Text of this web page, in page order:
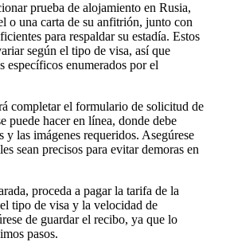
prueba de alojamiento en Rusia,
o una carta de su anfitrión, junto con
para respaldar su estadía. Estos
según el tipo de visa, así que
específicos enumerados por el
completar el formulario de solicitud de
puede hacer en línea, donde debe
y las imágenes requeridos. Asegúrese
sean precisos para evitar demoras en
proceda a pagar la tarifa de la
tipo de visa y la velocidad de
de guardar el recibo, ya que lo
pasos.